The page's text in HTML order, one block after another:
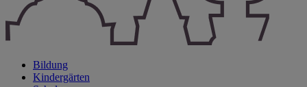
Bildung
Kindergärten